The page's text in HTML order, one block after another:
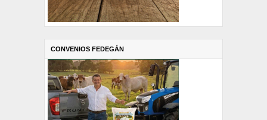
CONVENIOS FEDEGÁN